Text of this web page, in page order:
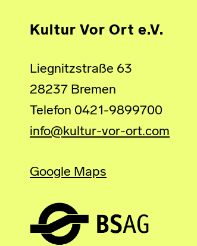
Kultur Vor Ort e.V.
Liegnitzstraße 63
28237 Bremen
Telefon 0421-9899700
info@kultur-vor-ort.com
Google Maps